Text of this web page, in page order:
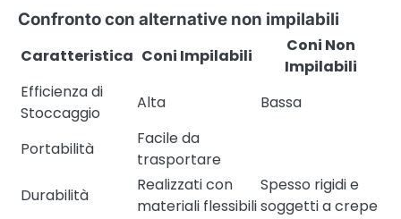
Confronto con alternative non impilabili
Caratteristica Coni Impilabili
Coni Non
Impilabili
Efficienza di
Stoccaggio
Alta Bassa
Portabilità
Facile da
trasportare
Durabilità
Realizzati con
materiali flessibili
Spesso rigidi e
soggetti a crepe